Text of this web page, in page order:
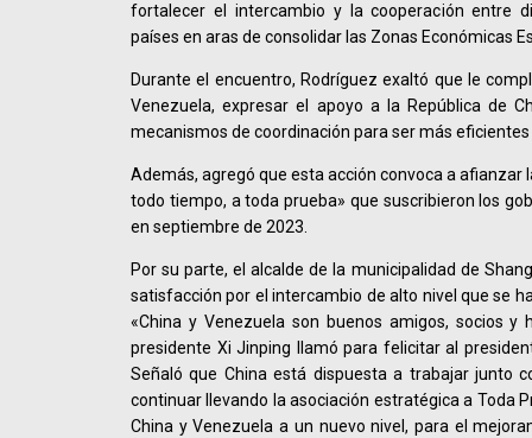
fortalecer el intercambio y la cooperación entre
países en aras de consolidar las Zonas Económicas
Durante el encuentro, Rodríguez exaltó que le
Venezuela, expresar el apoyo a la República de
mecanismos de coordinación para ser más
Además, agregó que esta acción convoca a afianzar
todo tiempo, a toda prueba» que suscribieron los
en septiembre de 2023.
Por su parte, el alcalde de la municipalidad de
satisfacción por el intercambio de alto nivel que se
«China y Venezuela son buenos amigos, socios y
presidente Xi Jinping llamó para felicitar al
Señaló que China está dispuesta a trabajar junto
continuar llevando la asociación estratégica a Toda
China y Venezuela a un nuevo nivel, para el